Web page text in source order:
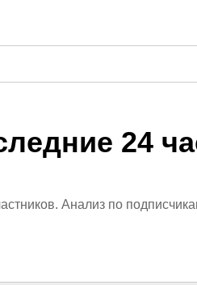
24
Анализ по